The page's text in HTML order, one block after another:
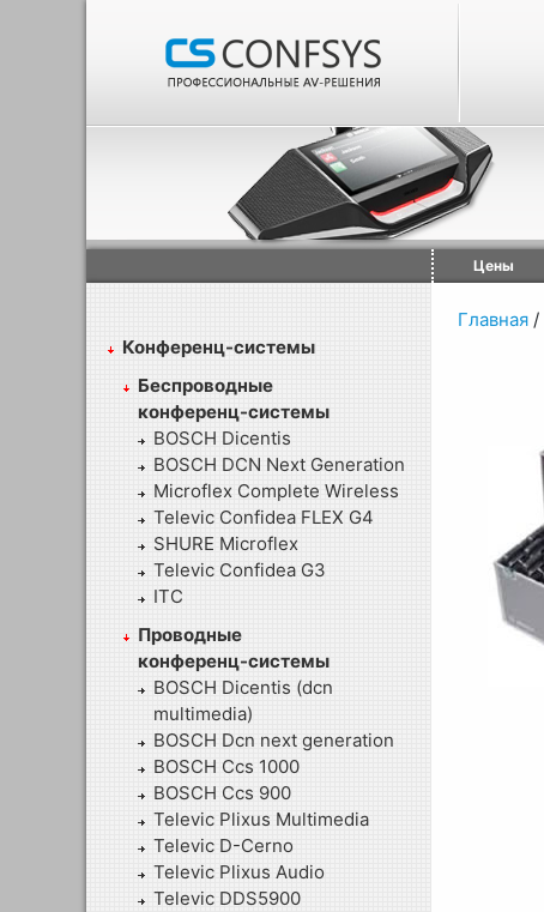
Цены
Конференц-системы
Беспроводные
конференц-системы
BOSCH Dicentis
BOSCH DCN Next Generation
Microflex Complete Wireless
Televic Confidea FLEX G4
SHURE Microflex
Televic Confidea G3
ITC
Проводные
конференц-системы
BOSCH Dicentis (dcn
multimedia)
BOSCH Dcn next generation
BOSCH Ccs 1000
BOSCH Ccs 900
Televic Plixus Multimedia
Televic D-Cerno
Televic Plixus Audio
Televic DDS5900
Главная /